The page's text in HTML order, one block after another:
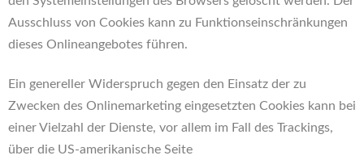
Ausschluss von Cookies kann zu Funktionseinschränkungen
dieses Onlineangebotes führen.
Ein genereller Widerspruch gegen den Einsatz der zu
Zwecken des Onlinemarketing eingesetzten Cookies kann bei
einer Vielzahl der Dienste, vor allem im Fall des Trackings,
über die US-amerikanische Seite